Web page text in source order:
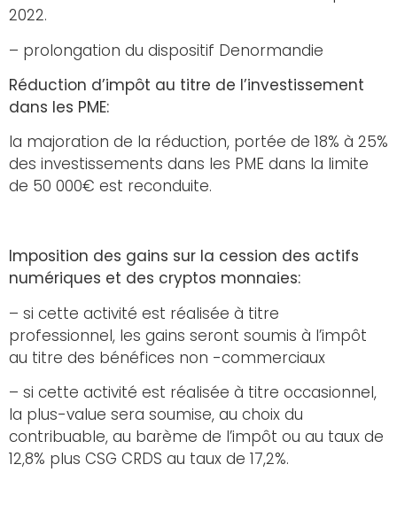
2022.
– prolongation du dispositif Denormandie
Réduction d’impôt au titre de l’investissement
dans les PME:
la majoration de la réduction, portée de 18% à 25%
des investissements dans les PME dans la limite
de 50 000€ est reconduite.
Imposition des gains sur la cession des actifs
numériques et des cryptos monnaies:
– si cette activité est réalisée à titre
professionnel, les gains seront soumis à l’impôt
au titre des bénéfices non -commerciaux
– si cette activité est réalisée à titre occasionnel,
la plus-value sera soumise, au choix du
contribuable, au barème de l’impôt ou au taux de
12,8% plus CSG CRDS au taux de 17,2%.